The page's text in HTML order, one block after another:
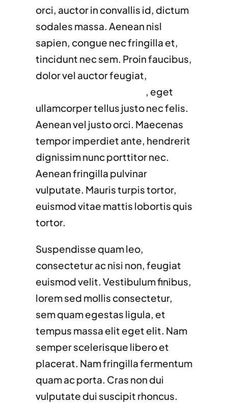
orci, auctor in convallis id, dictum
sodales massa. Aenean nisl
sapien, congue nec fringilla et,
tincidunt nec sem. Proin faucibus,
dolor vel auctor feugiat,
, eget
ullamcorper tellus justo nec felis.
Aenean vel justo orci. Maecenas
tempor imperdiet ante, hendrerit
dignissim nunc porttitor nec.
Aenean fringilla pulvinar
vulputate. Mauris turpis tortor,
euismod vitae mattis lobortis quis
tortor.
Suspendisse quam leo,
consectetur ac nisi non, feugiat
euismod velit. Vestibulum finibus,
lorem sed mollis consectetur,
sem quam egestas ligula, et
tempus massa elit eget elit. Nam
semper scelerisque libero et
placerat. Nam fringilla fermentum
quam ac porta. Cras non dui
vulputate dui suscipit rhoncus.